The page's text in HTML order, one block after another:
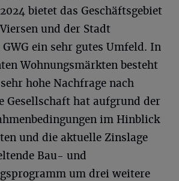
bietet das Geschäftsgebiet
und der Stadt
ein sehr gutes Umfeld. In
Wohnungsmärkten besteht
hohe Nachfrage nach
Gesellschaft hat aufgrund der
im Hinblick
und die aktuelle Zinslage
Bau- und
um drei weitere